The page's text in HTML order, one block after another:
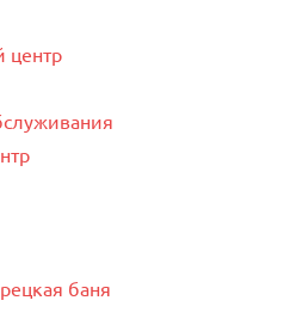
центр
баня